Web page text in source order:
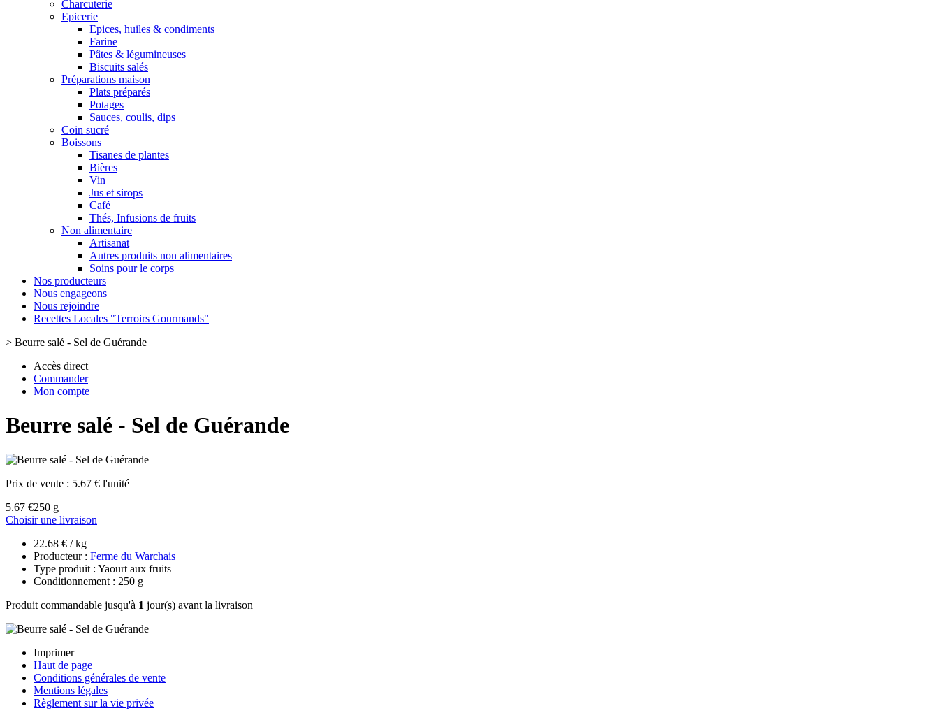
Charcuterie
Epicerie
Epices, huiles & condiments
Farine
Pâtes & légumineuses
Biscuits salés
Préparations maison
Plats préparés
Potages
Sauces, coulis, dips
Coin sucré
Boissons
Tisanes de plantes
Bières
Vin
Jus et sirops
Café
Thés, Infusions de fruits
Non alimentaire
Artisanat
Autres produits non alimentaires
Soins pour le corps
Nos producteurs
Nous engageons
Nous rejoindre
Recettes Locales "Terroirs Gourmands"
> Beurre salé - Sel de Guérande
Accès direct
Commander
Mon compte
Beurre salé - Sel de Guérande
Prix de vente : 5.67 € l'unité
5.67 €250 g
Choisir une livraison
22.68 € / kg
Producteur : Ferme du Warchais
Type produit : Yaourt aux fruits
Conditionnement : 250 g
Produit commandable jusqu'à 1 jour(s) avant la livraison
Imprimer
Haut de page
Conditions générales de vente
Mentions légales
Règlement sur la vie privée